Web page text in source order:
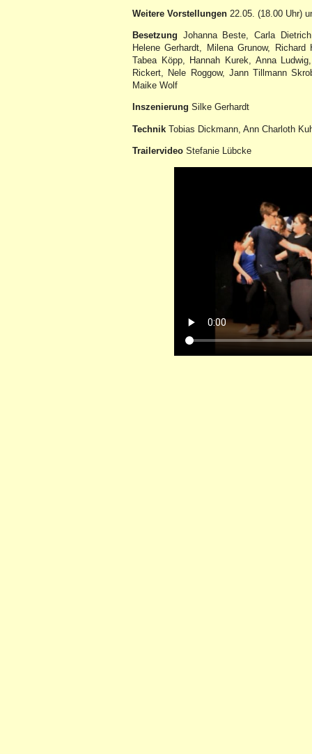
Weitere Vorstellungen 22.05. (18.00 Uhr)
Besetzung Johanna Beste, Carla
Helene Gerhardt, Milena Grunow,
Tabea Köpp, Hannah Kurek, Anna
Rickert, Nele Roggow, Jann Tillmann
Maike Wolf
Inszenierung Silke Gerhardt
Technik Tobias Dickmann, Ann Charloth
Trailervideo Stefanie Lübcke